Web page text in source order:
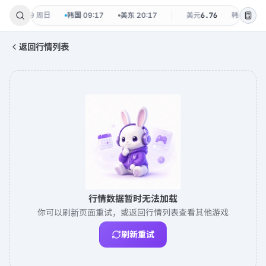
08-09 周日 韩国 09:17 美东 20:17 美元6.76 韩元
返回行情列表
行情数据暂时无法加载
你可以刷新页面重试，或返回行情列表查看其他游戏
刷新重试